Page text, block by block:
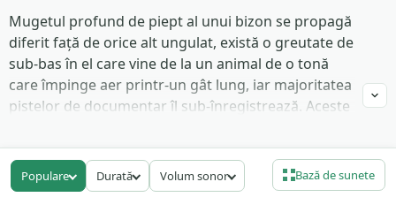
Mugetul profund de piept al unui bizon se propagă
diferit față de orice alt ungulat, există o greutate de
sub-bas în el care vine de la un animal de o tonă
care împinge aer printr-un gât lung, iar majoritatea
pistelor de documentar îl sub-înregistrează. Aceste
distanță rezonabilă, cu graveul intact: grohăituri
profunde care se citesc ca 'mascul mare', mugete
de volum mediu în timpul boncănitului, sforăituri
Populare Durată Volum sonor Bază de sunete